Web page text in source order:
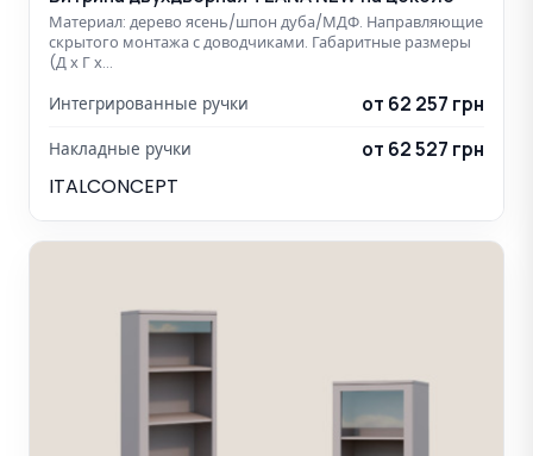
Материал: дерево ясень/шпон дуба/МДФ. Направляющие
скрытого монтажа с доводчиками. Габаритные размеры
(Д х Г х…
Интегрированные ручки от 62 257 грн
Накладные ручки от 62 527 грн
ITALCONCEPT